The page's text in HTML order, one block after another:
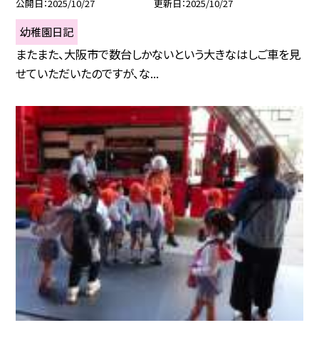
公開日 2025/10/27 更新日 2025/10/27
幼稚園日記
またまた、大阪市で数台しかないという大きなはしご車を見
せていただいたのですが、な...